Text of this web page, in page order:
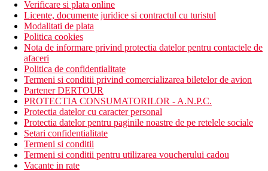
Verificare si plata online
Licente, documente juridice si contractul cu turistul
Modalitati de plata
Politica cookies
Nota de informare privind protectia datelor pentru contactele de
afaceri
Politica de confidentialitate
Termeni si conditii privind comercializarea biletelor de avion
Partener DERTOUR
PROTECTIA CONSUMATORILOR - A.N.P.C.
Protectia datelor cu caracter personal
Protectia datelor pentru paginile noastre de pe retelele sociale
Setari confidentialitate
Termeni si conditii
Termeni si conditii pentru utilizarea voucherului cadou
Vacante in rate